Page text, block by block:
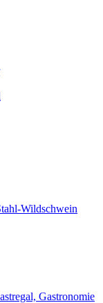
Wildschwein
Gastronomie